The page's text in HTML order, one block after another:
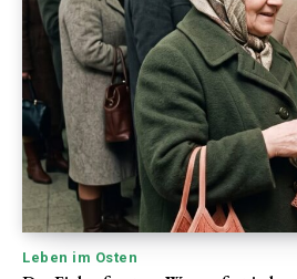
Leben im Osten